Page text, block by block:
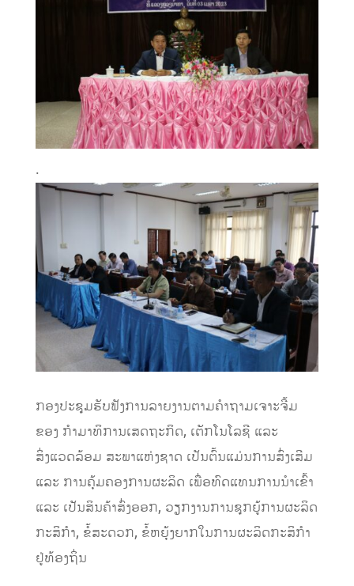
.
ກອງປະຊຸມຮັບຟັງການລາຍງານຕາມຄຳຖາມເຈາະຈີ້ມ
ຂອງ ກໍາມາທິການເສດຖະກິດ, ເຕັກໂນໂລຊີ ແລະ
ສິ່ງແວດລ້ອມ ສະພາແຫ່ງຊາດ ເປັນຕົ້ນແມ່ນການສົ່ງເສີມ
ແລະ ການຄຸ້ມຄອງການຜະລິດ ເພື່ອທົດແທນການນຳເຂົ້າ
ແລະ ເປັນສິນຄ້າສົ່ງອອກ, ວຽກງານການຊຸກຍູ້ການຜະລິດ
ກະສິກຳ, ຂໍ້ສະດວກ, ຂໍ້ຫຍຸ້ງຍາກໃນການຜະລິດກະສິກຳ
ຢູ່ທ້ອງຖິ່ນ